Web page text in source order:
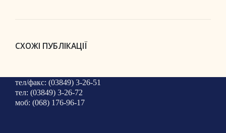
СХОЖІ ПУБЛІКАЦІЇ
тел/факс: (03849) 3-26-51
тел: (03849) 3-26-72
моб: (068) 176-96-17